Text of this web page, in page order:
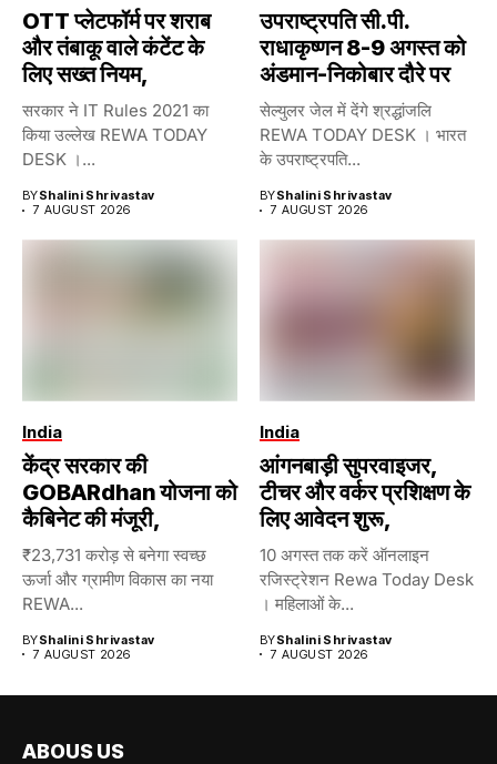
OTT प्लेटफॉर्म पर शराब
और तंबाकू वाले कंटेंट के
लिए सख्त नियम,
सरकार ने IT Rules 2021 का
किया उल्लेख REWA TODAY
DESK ।...
BYShalini Shrivastav
7 AUGUST 2026
उपराष्ट्रपति सी.पी.
राधाकृष्णन 8-9 अगस्त को
अंडमान-निकोबार दौरे पर
सेल्युलर जेल में देंगे श्रद्धांजलि
REWA TODAY DESK । भारत
के उपराष्ट्रपति...
BYShalini Shrivastav
7 AUGUST 2026
India
केंद्र सरकार की
GOBARdhan योजना को
कैबिनेट की मंजूरी,
₹23,731 करोड़ से बनेगा स्वच्छ
ऊर्जा और ग्रामीण विकास का नया
REWA...
BYShalini Shrivastav
7 AUGUST 2026
India
आंगनबाड़ी सुपरवाइजर,
टीचर और वर्कर प्रशिक्षण के
लिए आवेदन शुरू,
10 अगस्त तक करें ऑनलाइन
रजिस्ट्रेशन Rewa Today Desk
। महिलाओं के...
BYShalini Shrivastav
7 AUGUST 2026
ABOUS US